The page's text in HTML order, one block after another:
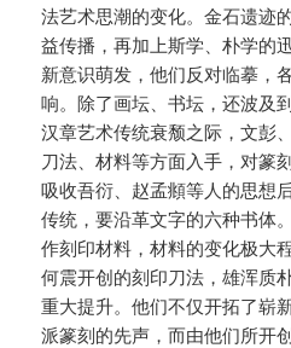
法艺术思潮的变化。金石遗迹
益传播，再加上斯学、朴学的
新意识萌发，他们反对临摹，
响。除了画坛、书坛，还波及
汉章艺术传统衰颓之际，文彭
刀法、材料等方面入手，对篆
吸收吾衍、赵孟頫等人的思想
传统，要沿革文字的六种书体
作刻印材料，材料的变化极大
何震开创的刻印刀法，雄浑质
重大提升。他们不仅开拓了崭
派篆刻的先声，而由他们所开